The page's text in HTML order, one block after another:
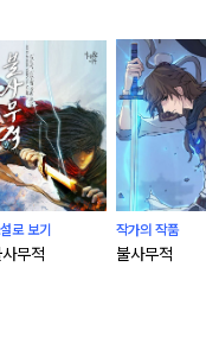
로 보기
사무적
작가의 작품
불사무적